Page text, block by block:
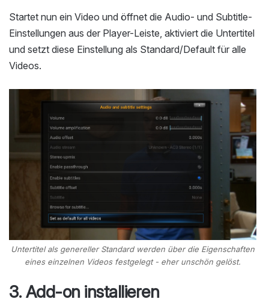
Startet nun ein Video und öffnet die Audio- und Subtitle-
Einstellungen aus der Player-Leiste, aktiviert die Untertitel
und setzt diese Einstellung als Standard/Default für alle
Videos.
Untertitel als genereller Standard werden über die Eigenschaften
eines einzelnen Videos festgelegt - eher unschön gelöst.
3. Add-on installieren